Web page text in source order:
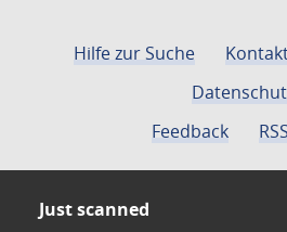
Hilfe zur Suche
Feedback
Just scanned